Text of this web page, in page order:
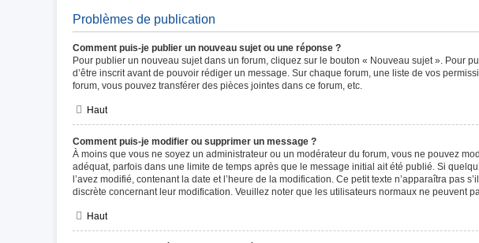
Problèmes de publication
Comment puis-je publier un nouveau sujet ou une réponse ?
Pour publier un nouveau sujet dans un forum, cliquez sur le bouton « Nouveau sujet ». Pour
d’être inscrit avant de pouvoir rédiger un message. Sur chaque forum, une liste de vos
forum, vous pouvez transférer des pièces jointes dans ce forum, etc.
Haut
Comment puis-je modifier ou supprimer un message ?
À moins que vous ne soyez un administrateur ou un modérateur du forum, vous ne pouvez
adéquat, parfois dans une limite de temps après que le message initial ait été publié. Si
l’avez modifié, contenant la date et l’heure de la modification. Ce petit texte n’apparaîtra pas
discrète concernant leur modification. Veuillez noter que les utilisateurs normaux ne peuvent
Haut